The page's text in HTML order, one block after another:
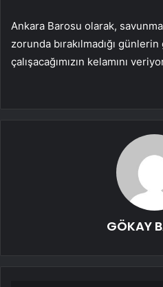
Ankara Barosu olarak,
zorunda bırakılmadığı
çalışacağımızın kelamını
GÖKAY